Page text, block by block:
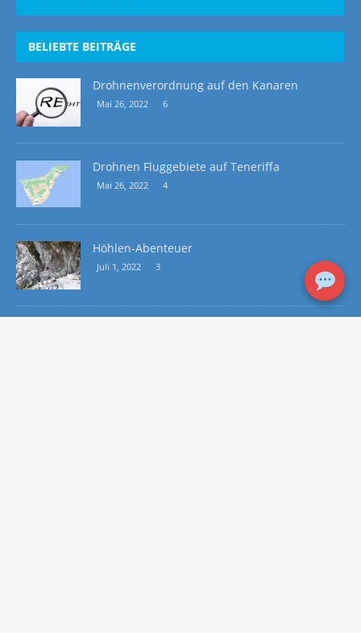
BELIEBTE BEITRÄGE
Drohnenverordnung auf den Kanaren
Mai 26, 2022 6
Drohnen Fluggebiete auf Teneriffa
Mai 26, 2022 4
Höhlen-Abenteuer
Juli 1, 2022 3